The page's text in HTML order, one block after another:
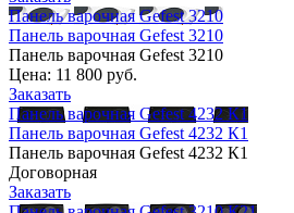
Панель варочная Gefest 3210
Панель варочная Gefest 3210
Панель варочная Gefest 3210
Цена: 11 800 руб.
Заказать
Панель варочная Gefest 4232 К1
Панель варочная Gefest 4232 К1
Панель варочная Gefest 4232 К1
Договорная
Заказать